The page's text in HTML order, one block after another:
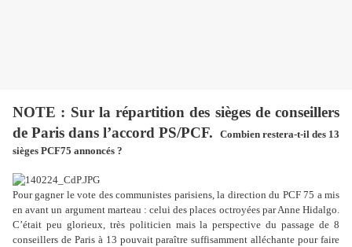
NOTE : Sur la répartition des sièges de conseillers
de Paris dans l’accord PS/PCF.
Combien restera-t-il des 13
sièges PCF75 annoncés ?
Pour gagner le vote des communistes parisiens, la direction du PCF 75 a mis
en avant un argument marteau : celui des places octroyées par Anne Hidalgo.
C’était peu glorieux, très politicien mais la perspective du passage de 8
conseillers de Paris à 13 pouvait paraître suffisamment alléchante pour faire